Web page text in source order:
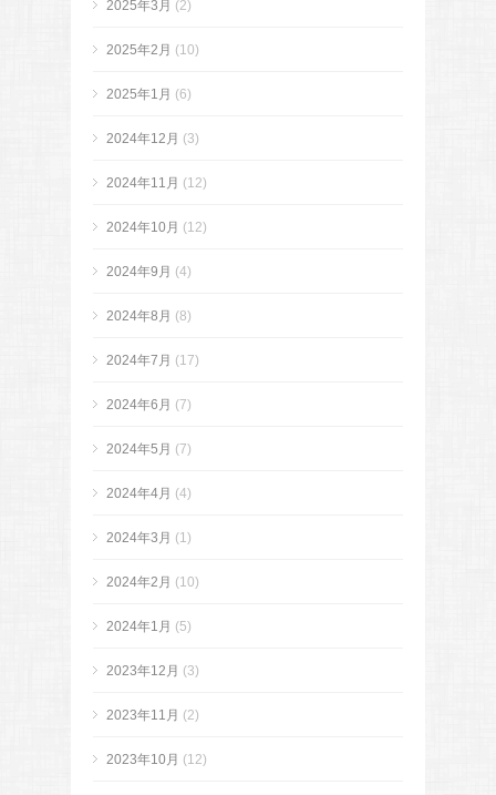
2025年3月 (2)
2025年2月 (10)
2025年1月 (6)
2024年12月 (3)
2024年11月 (12)
2024年10月 (12)
2024年9月 (4)
2024年8月 (8)
2024年7月 (17)
2024年6月 (7)
2024年5月 (7)
2024年4月 (4)
2024年3月 (1)
2024年2月 (10)
2024年1月 (5)
2023年12月 (3)
2023年11月 (2)
2023年10月 (12)